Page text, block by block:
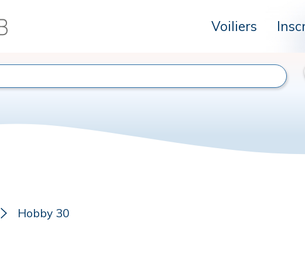
Voiliers
Hobby 30